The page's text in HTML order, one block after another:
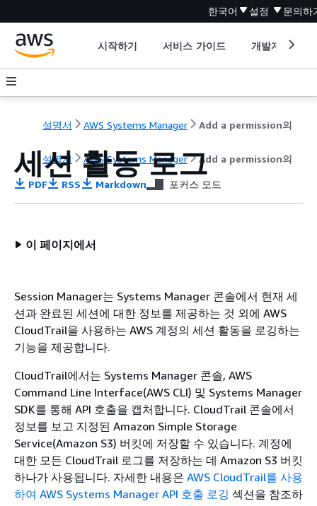
한국어 설정 문의하
시작하기 서비스 가이드 개발자 도구
설명서 AWS Systems Manager Add a permission의
설명서 AWS Systems Manager Add a permission의
세션 활동 로그
PDF RSS Markdown 포커스 모드
이 페이지에서
Session Manager는 Systems Manager 콘솔에서 현재 세
션과 완료된 세션에 대한 정보를 제공하는 것 외에 AWS
CloudTrail을 사용하는 AWS 계정의 세션 활동을 로깅하는
기능을 제공합니다.
CloudTrail에서는 Systems Manager 콘솔, AWS
Command Line Interface(AWS CLI) 및 Systems Manager
SDK를 통해 API 호출을 캡처합니다. CloudTrail 콘솔에서
정보를 보고 지정된 Amazon Simple Storage
Service(Amazon S3) 버킷에 저장할 수 있습니다. 계정에
대한 모든 CloudTrail 로그를 저장하는 데 Amazon S3 버킷
하나가 사용됩니다. 자세한 내용은 AWS CloudTrail를 사용
하여 AWS Systems Manager API 호출 로깅 섹션을 참조하